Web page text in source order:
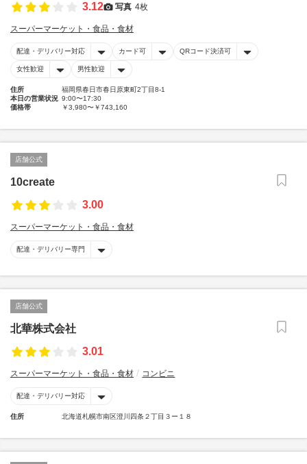
3.12 写真 4枚
スーパーマーケット・食品・食材
配達・デリバリー対応 カード可 QRコード決済可
女性歓迎 男性歓迎
住所
福岡県春日市春日原東町2丁目8-1
本日の営業状況 9:00〜17:30
価格帯
￥3,980〜￥743,160
店舗公式
10create
3.00
スーパーマーケット・食品・食材
配達・デリバリー専門
店舗公式
北華株式会社
3.01
スーパーマーケット・食品・食材 コンビニ
配達・デリバリー対応
住所 北海道札幌市南区澄川四条２丁目３ー１８